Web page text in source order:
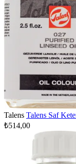
Talens Talens Saf
₺514,00